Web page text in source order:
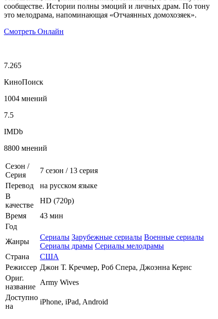
сообществе. Истории полны эмоций и личных драм. По тону
это мелодрама, напоминающая «Отчаянных домохозяек».
Смотреть Онлайн
7.265
КиноПоиск
1004 мнений
7.5
IMDb
8800 мнений
Сезон /
Серия
7 сезон / 13 серия
Перевод
на русском языке
В
качестве
HD (720p)
Время
43 мин
Год
Жанры
Сериалы Зарубежные сериалы Военные сериалы
Сериалы драмы Сериалы мелодрамы
Страна
США
Режиссер Джон Т. Кречмер, Роб Спера, Джоэнна Кернс
Ориг.
название
Army Wives
Доступно
на
iPhone, iPad, Android